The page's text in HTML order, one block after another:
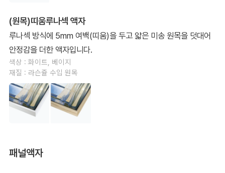
(원목)띠움루나섹 액자
루나섹 방식에 5mm 여백(띠움)을 두고 얇은 미송 원목을 덧대어
안정감을 더한 액자입니다.
색상 : 화이트, 베이지
재질 : 라슨쥴 수입 원목
패널액자